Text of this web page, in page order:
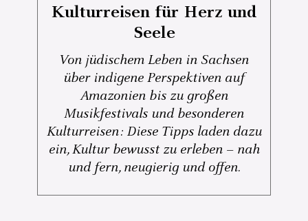
Kulturreisen für Herz und
Seele
Von jüdischem Leben in Sachsen
über indigene Perspektiven auf
Amazonien bis zu großen
Musikfestivals und besonderen
Kulturreisen: Diese Tipps laden dazu
ein, Kultur bewusst zu erleben – nah
und fern, neugierig und offen.